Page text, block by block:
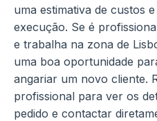
uma estimativa de custos
execução. Se é
e trabalha na zona de
uma boa oportunidade
angariar um novo cliente.
profissional para ver os
pedido e contactar